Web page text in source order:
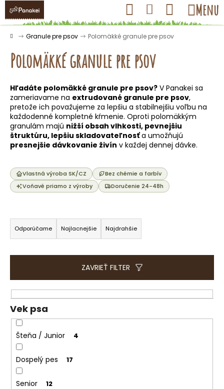
Prejsť
obsah
Hľadať Prihlásenie
Nákupný
košík
Menu
Domov
Granule pre psov Polomäkké granule pre psov
Polomäkké granule pre psov
Hľadáte polomäkké granule pre psov? V Panakei sa
zameriavame na extrudované granule pre psov,
pretože ich považujeme za lepšiu a stabilnejšiu voľbu na
každodenné kompletné kŕmenie. Oproti polomäkkým
granulám majú nižší obsah vlhkosti, pevnejšiu
štruktúru, lepšiu skladovateľnosťa umožňujú
presnejšie dávkovanie živín v každej dennej dávke.
Vlastná výroba SK/CZ
Bez chémie a farbív
Voňavé priamo z výroby
Doručenie 24-48h
R
a
d
e
i
e
p
r
o
d
u
k
Odporúčame Najlacnejšie Najdrahšie
ZAVRIEŤ FILTER
Vek psa
Šteňa / Junior 4
Dospelý pes 17
Senior 12
K
o Späť
Späť
Č
o
p
o
t
e
b
e
t
e
á
j
s
ť
?